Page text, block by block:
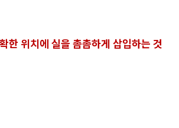
한 위치에 실을 촘촘하게 삽입하는 것